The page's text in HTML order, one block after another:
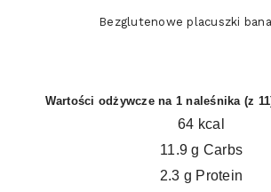
Bezglutenowe placuszki
Wartości odżywcze na 1 naleśnika (z
64 kcal
11.9 g Carbs
2.3 g Protein